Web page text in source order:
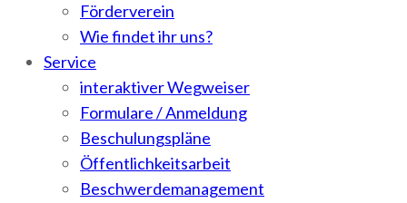
Förderverein
Wie findet ihr uns?
Service
interaktiver Wegweiser
Formulare / Anmeldung
Beschulungspläne
Öffentlichkeitsarbeit
Beschwerdemanagement